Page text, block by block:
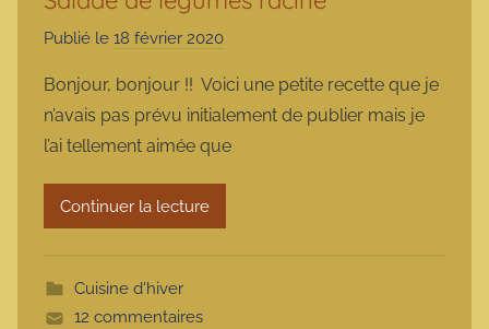
Publié le 18 février 2020
r
m
a
r
Bonjour, bonjour !! Voici une petite recette que je
n’avais pas prévu initialement de publier mais je
l’ai tellement aimée que
Continuer la lecture
Cuisine d'hiver
12 commentaires